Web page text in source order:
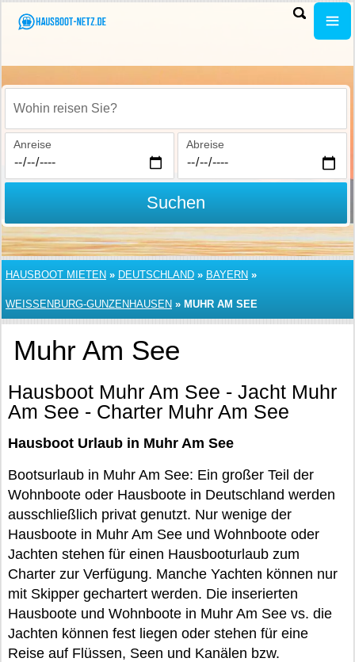
Wohin reisen Sie?
Anreise Abreise
Suchen
HAUSBOOT MIETEN » DEUTSCHLAND » BAYERN »
WEISSENBURG-GUNZENHAUSEN » MUHR AM SEE
Muhr Am See
Hausboot Muhr Am See - Jacht Muhr
Am See - Charter Muhr Am See
Hausboot Urlaub in Muhr Am See
Bootsurlaub in Muhr Am See: Ein großer Teil der
Wohnboote oder Hausboote in Deutschland werden
ausschließlich privat genutzt. Nur wenige der
Hausboote in Muhr Am See und Wohnboote oder
Jachten stehen für einen Hausbooturlaub zum
Charter zur Verfügung. Manche Yachten können nur
mit Skipper gechartert werden. Die inserierten
Hausboote und Wohnboote in Muhr Am See vs. die
Jachten können fest liegen oder stehen für eine
Reise auf Flüssen, Seen und Kanälen bzw.